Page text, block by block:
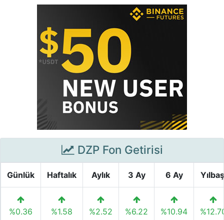
DZP Fon Getirisi
Günlük Haftalık Aylık 3 Ay 6 Ay
%0.36 %1.58 %2.52 %6.22 %10.94